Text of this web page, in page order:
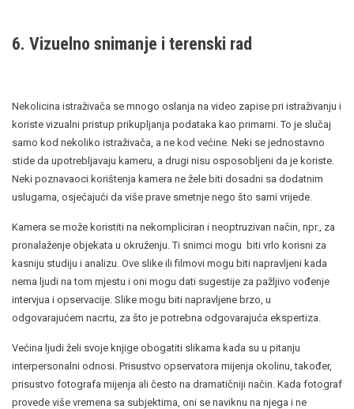
6. Vizuelno snimanje i terenski rad
Nekolicina istraživača se mnogo oslanja na video zapise pri istraživanju i
koriste vizualni pristup prikupljanja podataka kao primarni. To je slučaj
samo kod nekoliko istraživača, a ne kod većine. Neki se jednostavno
stide da upotrebljavaju kameru, a drugi nisu osposobljeni da je koriste.
Neki poznavaoci korištenja kamera ne žele biti dosadni sa dodatnim
uslugama, osjećajući da više prave smetnje nego što sami vrijede.
Kamera se može koristiti na nekompliciran i neoptruzivan način, npr., za
pronalaženje objekata u okruženju. Ti snimci mogu biti vrlo korisni za
kasniju studiju i analizu. Ove slike ili filmovi mogu biti napravljeni kada
nema ljudi na tom mjestu i oni mogu dati sugestije za pažljivo vođenje
intervjua i opservacije. Slike mogu biti napravljene brzo, u
odgovarajućem nacrtu, za što je potrebna odgovarajuća ekspertiza.
Većina ljudi želi svoje knjige obogatiti slikama kada su u pitanju
interpersonalni odnosi. Prisustvo opservatora mijenja okolinu, također,
prisustvo fotografa mijenja ali često na dramatičniji način. Kada fotograf
provede više vremena sa subjektima, oni se naviknu na njega i ne